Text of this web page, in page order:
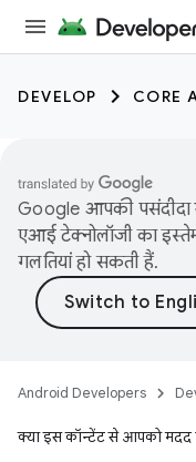
DEVELOP CORE
Google आपकी पसंदीदा
एआई टेक्नोलॉजी का
गलतियां हो सकती हैं.
Android Developers
क्या इस कॉन्टेंट से आपको मदद